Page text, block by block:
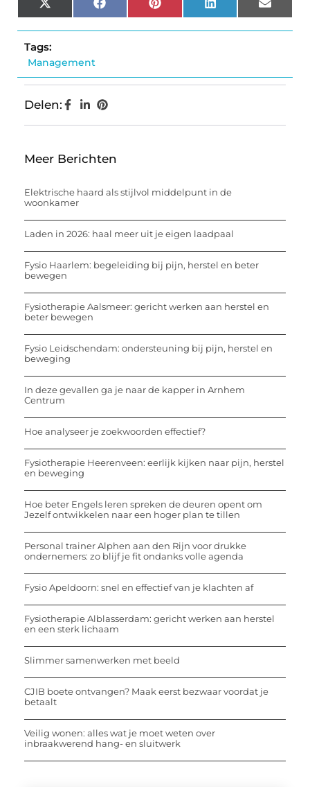
X
(Twitter)
FacebookPinterestLinkedIn Email
Tags:
Management
Delen:
Meer Berichten
Elektrische haard als stijlvol middelpunt in de
woonkamer
Laden in 2026: haal meer uit je eigen laadpaal
Fysio Haarlem: begeleiding bij pijn, herstel en beter
bewegen
Fysiotherapie Aalsmeer: gericht werken aan herstel en
beter bewegen
Fysio Leidschendam: ondersteuning bij pijn, herstel en
beweging
In deze gevallen ga je naar de kapper in Arnhem
Centrum
Hoe analyseer je zoekwoorden effectief?
Fysiotherapie Heerenveen: eerlijk kijken naar pijn, herstel
en beweging
Hoe beter Engels leren spreken de deuren opent om
Jezelf ontwikkelen naar een hoger plan te tillen
Personal trainer Alphen aan den Rijn voor drukke
ondernemers: zo blijf je fit ondanks volle agenda
Fysio Apeldoorn: snel en effectief van je klachten af
Fysiotherapie Alblasserdam: gericht werken aan herstel
en een sterk lichaam
Slimmer samenwerken met beeld
CJIB boete ontvangen? Maak eerst bezwaar voordat je
betaalt
Veilig wonen: alles wat je moet weten over
inbraakwerend hang- en sluitwerk